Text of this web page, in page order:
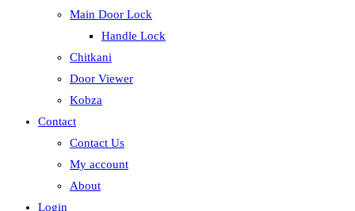
Main Door Lock
Handle Lock
Chitkani
Door Viewer
Kobza
Contact
Contact Us
My account
About
Login